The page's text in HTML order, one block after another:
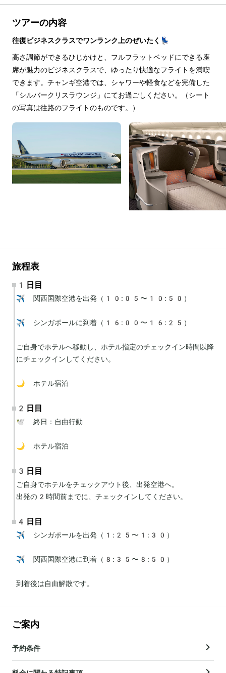
ツアーの内容
往復ビジネスクラスでワンランク上のぜいたく💺
高さ調節ができるひじかけと、フルフラットベッドにできる座
席が魅力のビジネスクラスで、ゆったり快適なフライトを満喫
できます。チャンギ空港では、シャワーや軽食などを完備した
「シルバークリスラウンジ」にてお過ごしください。（シート
の写真は往路のフライトのものです。）
旅程表
1日目
✈️ 関西国際空港を出発（10:05〜10:50）
✈️ シンガポールに到着（16:00〜16:25）
ご自身でホテルへ移動し、ホテル指定のチェックイン時間以降
にチェックインしてください。
🌙 ホテル宿泊
2日目
🕊 終日：自由行動
🌙 ホテル宿泊
3日目
ご自身でホテルをチェックアウト後、出発空港へ。
出発の2時間前までに、チェックインしてください。
4日目
✈️ シンガポールを出発（1:25〜1:30）
✈️ 関西国際空港に到着（8:35〜8:50）
到着後は自由解散です。
ご案内
予約条件